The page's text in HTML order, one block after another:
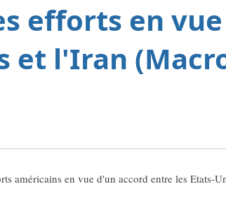
日
efforts en
et l'Iran
américains en vue d'un accord entre les Etats-